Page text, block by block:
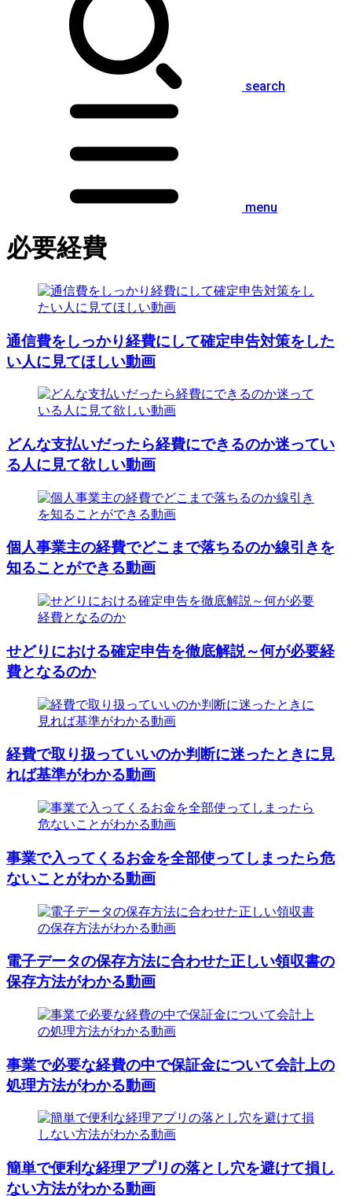
search
menu
必要経費
通信費をしっかり経費にして確定申告対策をした
い人に見てほしい動画
どんな支払いだったら経費にできるのか迷ってい
る人に見て欲しい動画
個人事業主の経費でどこまで落ちるのか線引きを
知ることができる動画
せどりにおける確定申告を徹底解説～何が必要経
費となるのか
経費で取り扱っていいのか判断に迷ったときに見
れば基準がわかる動画
事業で入ってくるお金を全部使ってしまったら危
ないことがわかる動画
電子データの保存方法に合わせた正しい領収書の
保存方法がわかる動画
事業で必要な経費の中で保証金について会計上の
処理方法がわかる動画
簡単で便利な経理アプリの落とし穴を避けて損し
ない方法がわかる動画